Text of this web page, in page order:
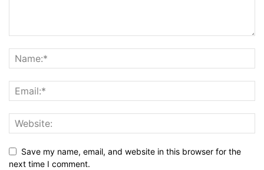
Save my name, email, and website in this browser for the
next time I comment.